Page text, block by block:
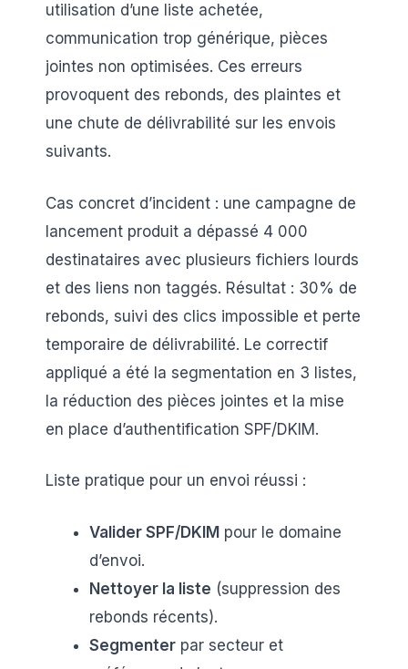
utilisation d’une liste achetée,
communication trop générique, pièces
jointes non optimisées. Ces erreurs
provoquent des rebonds, des plaintes et
une chute de délivrabilité sur les envois
suivants.
Cas concret d’incident : une campagne de
lancement produit a dépassé 4 000
destinataires avec plusieurs fichiers lourds
et des liens non taggés. Résultat : 30% de
rebonds, suivi des clics impossible et perte
temporaire de délivrabilité. Le correctif
appliqué a été la segmentation en 3 listes,
la réduction des pièces jointes et la mise
en place d’authentification SPF/DKIM.
Liste pratique pour un envoi réussi :
Valider SPF/DKIM pour le domaine
d’envoi.
Nettoyer la liste (suppression des
rebonds récents).
Segmenter par secteur et